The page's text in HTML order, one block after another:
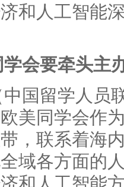
和人工智能
会要牵头主
国留学人员
美同学会作
，联系着海
域各方面的